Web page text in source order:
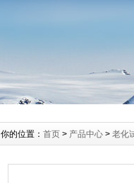
你的位置： 首页 > 产品中心 > 老化